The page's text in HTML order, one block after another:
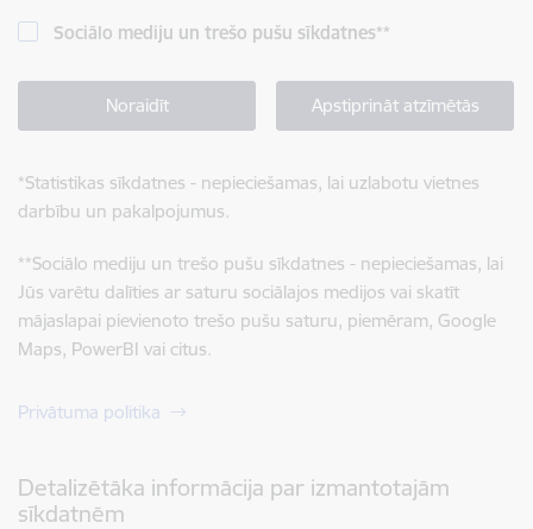
Sociālo mediju un trešo pušu sīkdatnes**
Noraidīt Apstiprināt atzīmētās
*Statistikas sīkdatnes - nepieciešamas, lai uzlabotu vietnes
darbību un pakalpojumus.
**Sociālo mediju un trešo pušu sīkdatnes - nepieciešamas, lai
Jūs varētu dalīties ar saturu sociālajos medijos vai skatīt
mājaslapai pievienoto trešo pušu saturu, piemēram, Google
Maps, PowerBI vai citus.
Privātuma politika
Detalizētāka informācija par izmantotajām
sīkdatnēm